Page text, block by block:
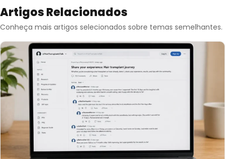
Artigos Relacionados
Conheça mais artigos selecionados sobre temas semelhantes.